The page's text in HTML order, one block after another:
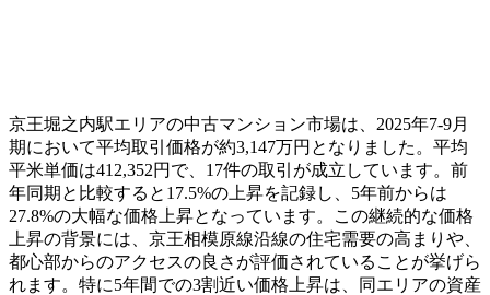
京王堀之内駅エリアの中古マンション市場は、2025年7-9月
期において平均取引価格が約3,147万円となりました。平均
平米単価は412,352円で、17件の取引が成立しています。前
年同期と比較すると17.5%の上昇を記録し、5年前からは
27.8%の大幅な価格上昇となっています。この継続的な価格
上昇の背景には、京王相模原線沿線の住宅需要の高まりや、
都心部からのアクセスの良さが評価されていることが挙げら
れます。特に5年間での3割近い価格上昇は、同エリアの資産